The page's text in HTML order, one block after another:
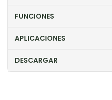
FUNCIONES
APLICACIONES
DESCARGAR